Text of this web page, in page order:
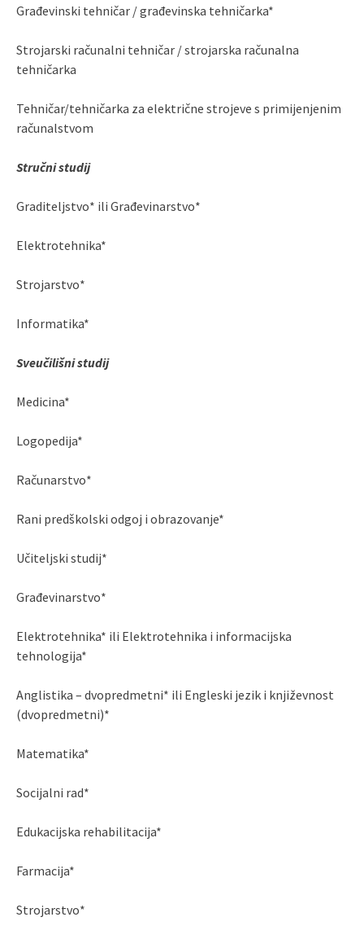
Građevinski tehničar / građevinska tehničarka*
Strojarski računalni tehničar / strojarska računalna
tehničarka
Tehničar/tehničarka za električne strojeve s primijenjenim
računalstvom
Stručni studij
Graditeljstvo* ili Građevinarstvo*
Elektrotehnika*
Strojarstvo*
Informatika*
Sveučilišni studij
Medicina*
Logopedija*
Računarstvo*
Rani predškolski odgoj i obrazovanje*
Učiteljski studij*
Građevinarstvo*
Elektrotehnika* ili Elektrotehnika i informacijska
tehnologija*
Anglistika – dvopredmetni* ili Engleski jezik i književnost
(dvopredmetni)*
Matematika*
Socijalni rad*
Edukacijska rehabilitacija*
Farmacija*
Strojarstvo*